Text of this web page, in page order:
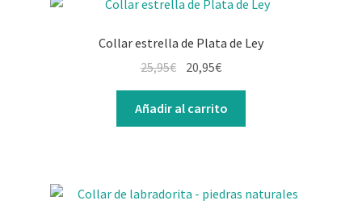
Collar estrella de Plata de Ley
25,95€ 20,95€
Añadir al carrito